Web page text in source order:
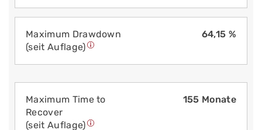
Maximum Drawdown
(seit Auflage)
64,15 %
Maximum Time to
Recover
(seit Auflage)
155 Monate